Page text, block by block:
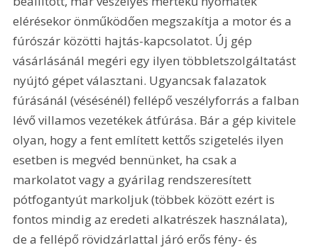
elérésekor önműködően megszakítja a motor és a
fúrószár közötti hajtás-kapcsolatot. Új gép
vásárlásánál megéri egy ilyen többletszolgáltatást
nyújtó gépet választani. Ugyancsak falazatok
fúrásánál (vésésénél) fellépő veszélyforrás a falban
lévő villamos vezetékek átfúrása. Bár a gép kivitele
olyan, hogy a fent említett kettős szigetelés ilyen
esetben is megvéd bennünket, ha csak a
markolatot vagy a gyárilag rendszeresített
pótfogantyút markoljuk (többek között ezért is
fontos mindig az eredeti alkatrészek használata),
de a fellépő rövidzárlattal járó erős fény- és